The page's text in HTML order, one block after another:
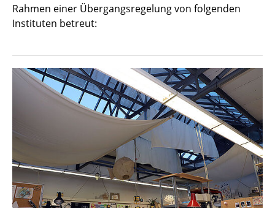
Rahmen einer Übergangsregelung von folgenden
Instituten betreut: